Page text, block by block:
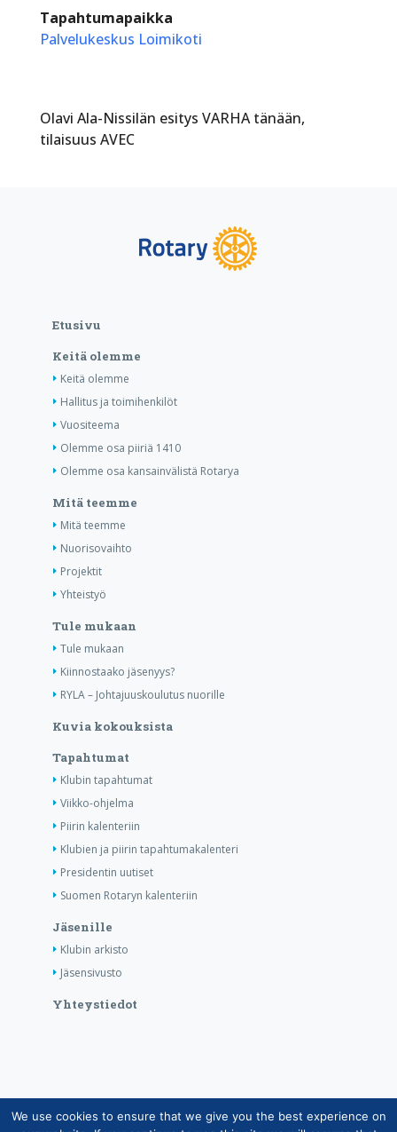
Tapahtumapaikka
Palvelukeskus Loimikoti
Olavi Ala-Nissilän esitys VARHA tänään,
tilaisuus AVEC
Etusivu
Keitä olemme
Keitä olemme
Hallitus ja toimihenkilöt
Vuositeema
Olemme osa piiriä 1410
Olemme osa kansainvälistä Rotarya
Mitä teemme
Mitä teemme
Nuorisovaihto
Projektit
Yhteistyö
Tule mukaan
Tule mukaan
Kiinnostaako jäsenyys?
RYLA – Johtajuuskoulutus nuorille
Kuvia kokouksista
Tapahtumat
Klubin tapahtumat
Viikko-ohjelma
Piirin kalenteriin
Klubien ja piirin tapahtumakalenteri
Presidentin uutiset
Suomen Rotaryn kalenteriin
Jäsenille
Klubin arkisto
Jäsensivusto
Yhteystiedot
Copyright © Suomen Rotarypalvelu ry 2026 |
We use cookies to ensure that we give you the best experience on